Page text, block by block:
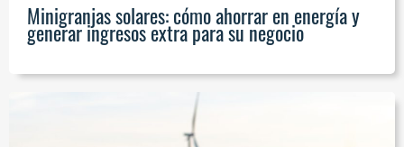
Minigranjas solares: cómo ahorrar en energía y
generar ingresos extra para su negocio